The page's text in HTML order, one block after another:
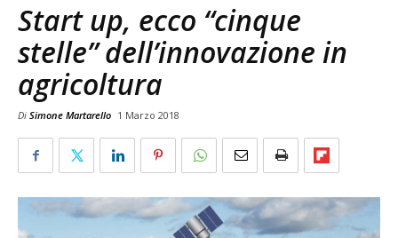
Start up, ecco “cinque
stelle” dell’innovazione in
agricoltura
Di Simone Martarello 1 Marzo 2018